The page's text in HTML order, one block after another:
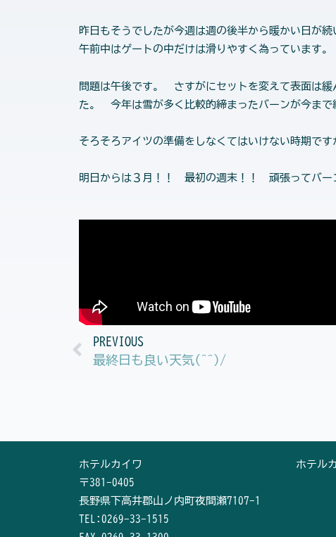
昨日もそうでしたが今週は週の後半から暖かい日が
午前中はゲートの中だけは滑りやすく為っています。
問題は午後です。 さすがにセットを変えて表面は
た。 今年は雪が多く比較的締まったバーンが今ま
そろそろアイツの準備をしなくてはいけない時期です
明日からは３月！！ 最初の週末！！ 頑張ってバー
Prev
PREVIOUS
最終日も良い天気(^^)/
ホテルカイワ
〒381-0405
長野県下高井郡山ノ内町夜間瀬7107-1
TEL:0269-33-1515
ホテル